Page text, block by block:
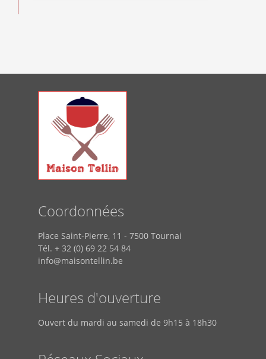
Coordonnées
Place Saint-Pierre, 11 - 7500 Tournai
Tél. + 32 (0) 69 22 54 84
info@maisontellin.be
Heures d'ouverture
Ouvert du mardi au samedi de 9h15 à 18h30